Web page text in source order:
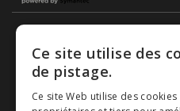
Pays-Bas|
BUVEZ DE
Giordano Vini S.p.A.
Ce site utilise des
de pistage.
Ce site Web utilise des cookies